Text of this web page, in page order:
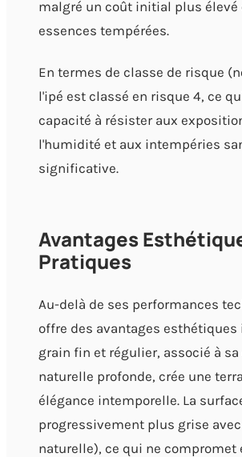
malgré un coût initial plus élevé
essences tempérées.
En termes de classe de risque
l'ipé est classé en risque 4, ce
capacité à résister aux
l'humidité et aux intempéries
significative.
Avantages
Pratiques
Au-delà de ses performances
offre des avantages esthétiques
grain fin et régulier, associé à
naturelle profonde, crée une
élégance intemporelle. La
progressivement plus grise
naturelle), ce qui ne compromet